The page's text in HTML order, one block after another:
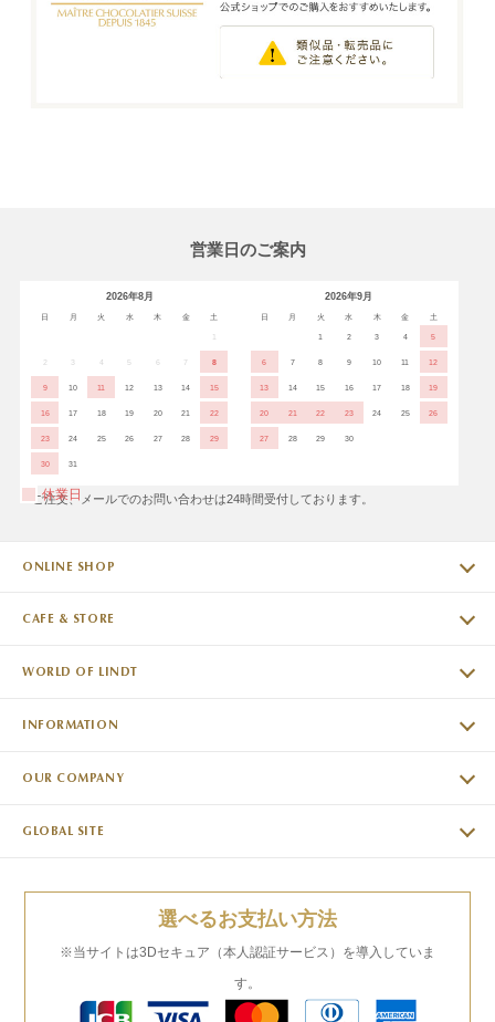
営業日のご案内
2026年8月
日 月 火 水 木 金 土
2 3 5 6 8
9 10 11 12 13 14 15
16 17 18 19 20 21 22
23 24 25 26 27 28 29
30 31
2026年9月
日 月 火 水 木 金 土
1 2 3 4 5
6 7 8 9 10 11 12
13 14 15 16 17 18 19
20 21 22 23 24 25 26
27 28 29 30
休業日
※ご注文、メールでのお問い合わせは24時間受付しております。
ONLINE SHOP
CAFE & STORE
WORLD OF LINDT
INFORMATION
OUR COMPANY
GLOBAL SITE
選べるお支払い方法
※当サイトは3Dセキュア（本人認証サービス）を導入していま
す。